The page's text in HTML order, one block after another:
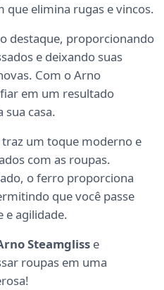
que elimina rugas e vincos.
destaque, proporcionando
e deixando suas
Com o Arno
em um resultado
casa.
traz um toque moderno e
com as roupas.
o ferro proporciona
que você passe
e agilidade.
Steamgliss e
roupas em uma